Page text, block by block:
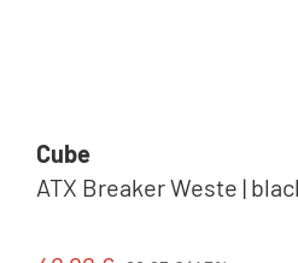
Cube
ATX Breaker Weste |
Regulärer Preis: